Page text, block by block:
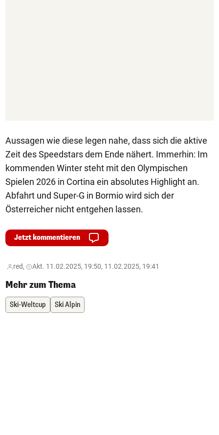
Aussagen wie diese legen nahe, dass sich die aktive
Zeit des Speedstars dem Ende nähert. Immerhin: Im
kommenden Winter steht mit den Olympischen
Spielen 2026 in Cortina ein absolutes Highlight an.
Abfahrt und Super-G in Bormio wird sich der
Österreicher nicht entgehen lassen.
Jetzt kommentieren
red, Akt. 11.02.2025, 19:50, 11.02.2025, 19:41
Mehr zum Thema
Ski-Weltcup Ski Alpin